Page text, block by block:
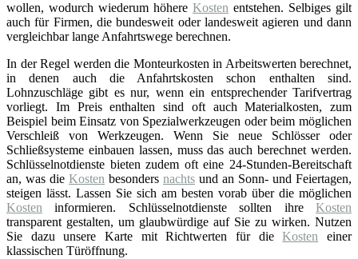
wollen, wodurch wiederum höhere Kosten entstehen. Selbiges gilt
auch für Firmen, die bundesweit oder landesweit agieren und dann
vergleichbar lange Anfahrtswege berechnen.
In der Regel werden die Monteurkosten in Arbeitswerten berechnet,
in denen auch die Anfahrtskosten schon enthalten sind.
Lohnzuschläge gibt es nur, wenn ein entsprechender Tarifvertrag
vorliegt. Im Preis enthalten sind oft auch Materialkosten, zum
Beispiel beim Einsatz von Spezialwerkzeugen oder beim möglichen
Verschleiß von Werkzeugen. Wenn Sie neue Schlösser oder
Schließsysteme einbauen lassen, muss das auch berechnet werden.
Schlüsselnotdienste bieten zudem oft eine 24-Stunden-Bereitschaft
an, was die Kosten besonders nachts und an Sonn- und Feiertagen,
steigen lässt. Lassen Sie sich am besten vorab über die möglichen
Kosten informieren. Schlüsselnotdienste sollten ihre Kosten
transparent gestalten, um glaubwürdige auf Sie zu wirken. Nutzen
Sie dazu unsere Karte mit Richtwerten für dieKosten einer
klassischen Türöffnung.